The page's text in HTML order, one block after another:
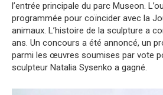
l’entrée principale du parc Museon.
programmée pour coïncider avec la
animaux. L’histoire de la sculpture a
ans. Un concours a été annoncé, un
parmi les œuvres soumises par vote
sculpteur Natalia Sysenko a gagné.